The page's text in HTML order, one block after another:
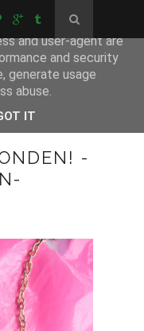
-
deliver its services
and user-agent are
and security
generate usage
abuse.
IT